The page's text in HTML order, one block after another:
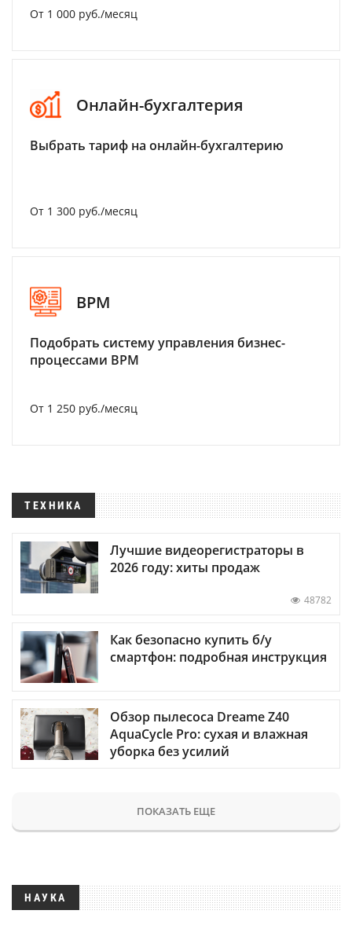
От 1 000 руб./месяц
Онлайн-бухгалтерия
Выбрать тариф на онлайн-бухгалтерию
От 1 300 руб./месяц
BPM
Подобрать систему управления бизнес-
процессами BPM
От 1 250 руб./месяц
ТЕХНИКА
Лучшие видеорегистраторы в
2026 году: хиты продаж
48782
Как безопасно купить б/у
смартфон: подробная инструкция
Обзор пылесоса Dreame Z40
AquaCycle Pro: сухая и влажная
уборка без усилий
ПОКАЗАТЬ ЕЩЕ
НАУКА